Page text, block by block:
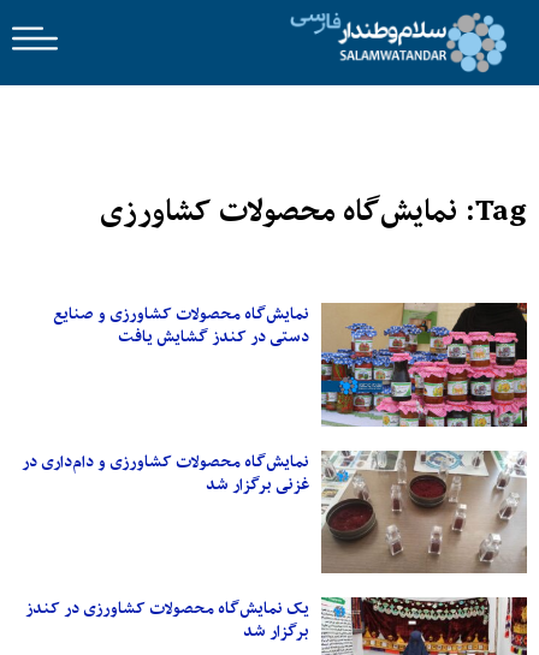
Tag: نمایش‌گاه محصولات کشاورزی
نمایش‌گاه محصولات کشاورزی و صنایع
دستی در کندز گشایش یافت
نمایش‌گاه محصولات کشاورزی و دام‌داری در
غزنی برگزار شد
یک نمایش‌گاه محصولات کشاورزی در کندز
برگزار شد